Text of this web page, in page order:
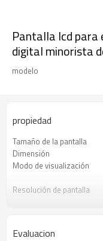
Pantalla lcd para
digital minorista
modelo
propiedad
Tamaño de la pantalla
Dimensión
Modo de visualización
Resolución de pantalla
Evaluacion